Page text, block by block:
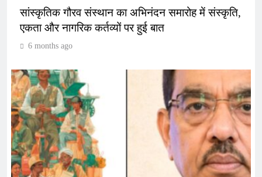
सांस्कृतिक गौरव संस्थान का अभिनंदन समारोह में संस्कृति,
एकता और नागरिक कर्तव्यों पर हुई बात
6 months ago